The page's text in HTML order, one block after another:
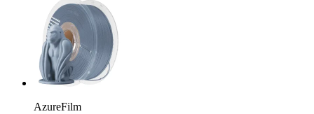
AzureFilm